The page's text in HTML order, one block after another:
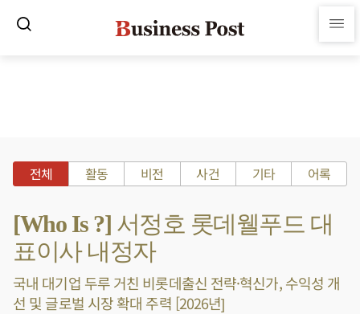
전체 활동 비전 사건 기타 어록
[Who Is ?] 서정호 롯데웰푸드 대
표이사 내정자
국내 대기업 두루 거친 비롯데출신 전략·혁신가, 수익성 개
선 및 글로벌 시장 확대 주력 [2026년]